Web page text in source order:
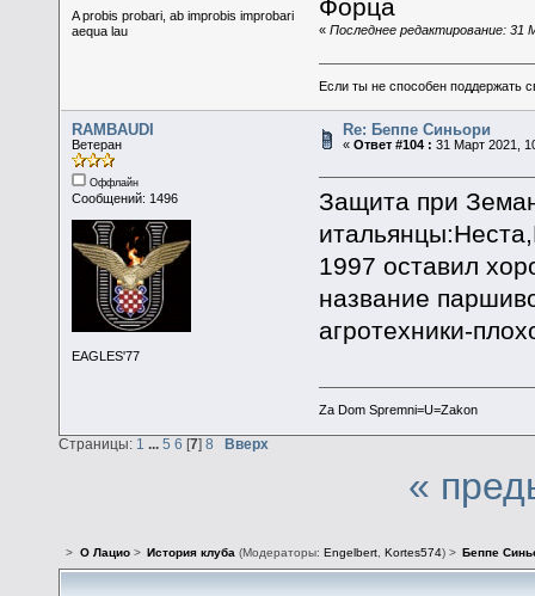
A probis probari, ab improbis improbari
aequa lau
Форца
« Последнее редактирование: 31
Если ты не способен поддержать
RAMBAUDI
Ветеран
Оффлайн
Сообщений: 1496
EAGLES'77
Re: Беппе Синьори
«Ответ #104 : 31 Март 2021,
Защита при
1997 оставил
название
агротехники-
Za Dom Spremni=U=Zakon
Страницы: 1 ... 5 6 [7] 8 Вверх
«
> О Лацио> История клуба(Модераторы: Engelbert, Kortes574) > Беппе